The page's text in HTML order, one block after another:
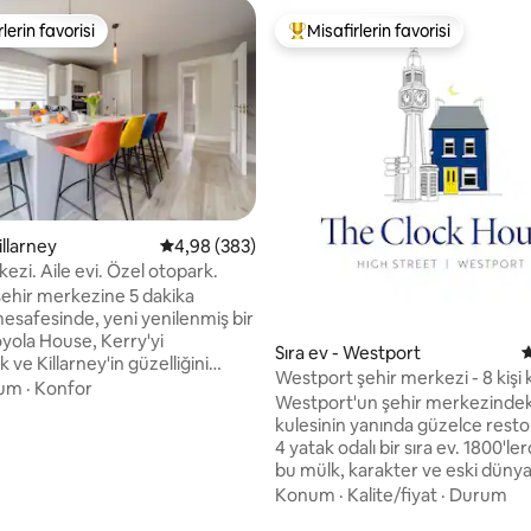
puan, 379 değerlendirme
favorilerinden en beğenilenler arasında
favorisi
5 üzerinden ortalama 4,98 puan, 383
4,98 (383)
Aile evi. Özel otopark.
merkezine 5 dakika
yeni yenilenmiş bir
ve Killarney'in güzelliğini
isteyen aileler veya küçük
· Konfor
Misafirlerin favorilerinden en
Misafirlerin favorisi
Sıra ev - Westport
Westport şehir merkezi - 8 kişi
Westport'un şehir
kulesinin yanında güzelce
4 yatak odalı bir sıra ev.
bu mülk, karakter ve eski
bakımından zengindir. Açık taş
Konum · Kalite/fiyat · Durum